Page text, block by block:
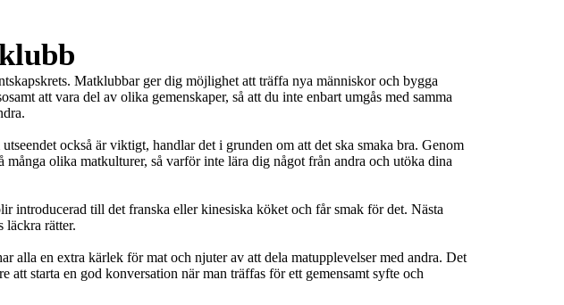
Matklubbar ger dig möjlighet att träffa nya människor och bygga
att vara del av olika gemenskaper, så att du inte enbart umgås med samma
också är viktigt, handlar det i grunden om att det ska smaka bra. Genom
olika matkulturer, så varför inte lära dig något från andra och utöka dina
introducerad till det franska eller kinesiska köket och får smak för det. Nästa
läckra rätter.
alla en extra kärlek för mat och njuter av att dela matupplevelser med andra. Det
att starta en god konversation när man träffas för ett gemensamt syfte och